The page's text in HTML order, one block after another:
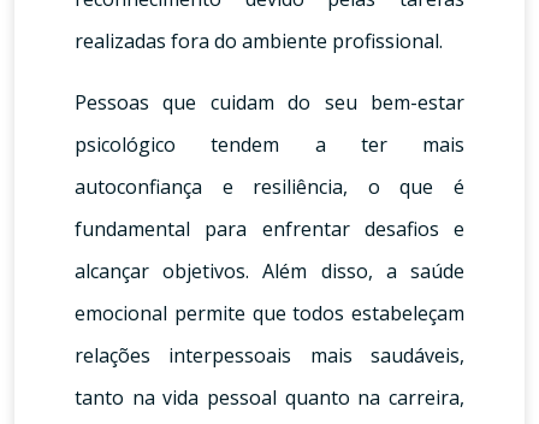
realizadas fora do ambiente profissional.
Pessoas que cuidam do seu bem-estar
psicológico tendem a ter mais
autoconfiança e resiliência, o que é
fundamental para enfrentar desafios e
alcançar objetivos. Além disso, a saúde
emocional permite que todos estabeleçam
relações interpessoais mais saudáveis,
tanto na vida pessoal quanto na carreira,